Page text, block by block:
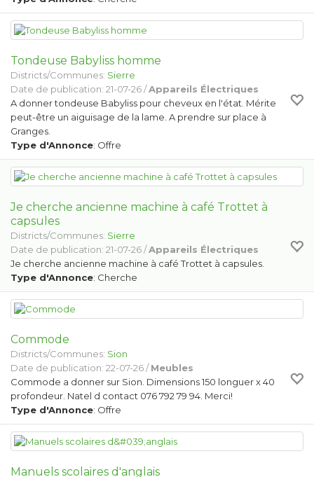
Tondeuse Babyliss homme
Districts/Communes: Sierre
Date de publication: 21-07-26 /Appareils Électriques
A donner tondeuse Babyliss pour cheveux en l'état. Mérite
peut-être un aiguisage de la lame. A prendre sur place à
Granges.
Type d'Annonce: Offre
Je cherche ancienne machine à café Trottet à
capsules
Districts/Communes: Sierre
Date de publication: 21-07-26 /Appareils Électriques
Je cherche ancienne machine à café Trottet à capsules.
Type d'Annonce: Cherche
Commode
Districts/Communes: Sion
Date de publication: 22-07-26 /Meubles
Commode a donner sur Sion. Dimensions 150 longuer x 40
profondeur. Natel d contact 076 792 79 94. Merci!
Type d'Annonce: Offre
Manuels scolaires d'anglais